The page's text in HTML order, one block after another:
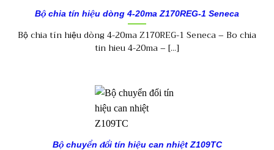
Bộ chia tín hiệu dòng 4-20ma Z170REG-1 Seneca
Bộ chia tín hiệu dòng 4-20ma Z170REG-1 Seneca – Bo chia
tin hieu 4-20ma – [...]
Bộ chuyển đổi tín hiệu can nhiệt Z109TC